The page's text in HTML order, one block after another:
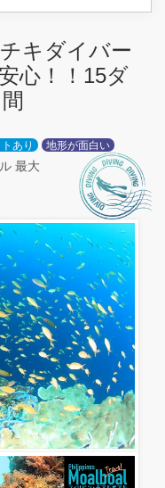
キダイバー
心！！15ダ
あり 地形が面白い
最大